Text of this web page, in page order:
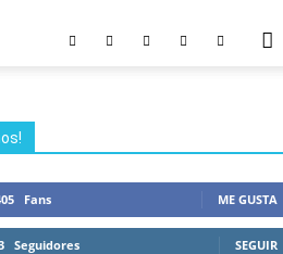
Fans ME GUSTA
Seguidores SEGUIR